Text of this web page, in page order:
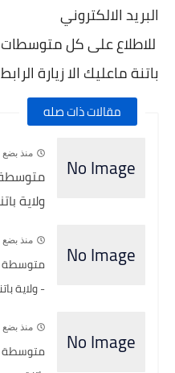
البريد الالكتروني
للاطلاع على كل متوسطات
باتنة ماعليك الا زيارة
مقالات ذات صله
منذ بضع
ولاية
منذ بضع
متوسطة
- ولاية
منذ بضع
متوسطة